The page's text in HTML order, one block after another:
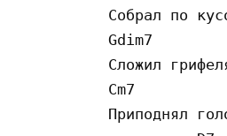
Собрал по
Gdim7
Сложил
Cm7
Приподнял